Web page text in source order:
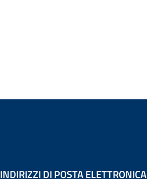
INDIRIZZI DI POSTA ELETTRONICA